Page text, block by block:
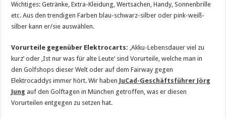
Wichtiges: Getränke, Extra-Kleidung, Wertsachen, Handy, Sonnenbrille
etc. Aus den trendigen Farben blau-schwarz-silber oder pink-weiß-
silber kann er/sie auswählen.
Vorurteile gegenüber Elektrocarts: ‚Akku-Lebensdauer viel zu
kurz‘ oder ‚Ist nur was für alte Leute‘ sind Vorurteile, welche man in
den Golfshops dieser Welt oder auf dem Fairway gegen
Elektrocaddys immer hört. Wir haben JuCad-Geschäftsführer Jörg
Jung auf den Golftagen in München getroffen, was er diesen
Vorurteilen entgegen zu setzen hat.